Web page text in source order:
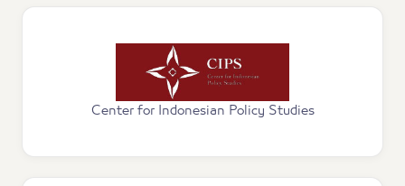
Center for Indonesian Policy Studies